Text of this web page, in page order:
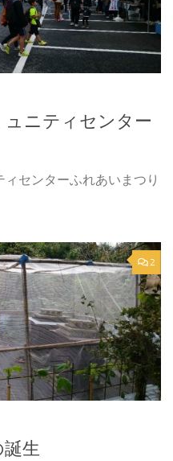
ュニティセンター
センターふれあいまつり
2
生